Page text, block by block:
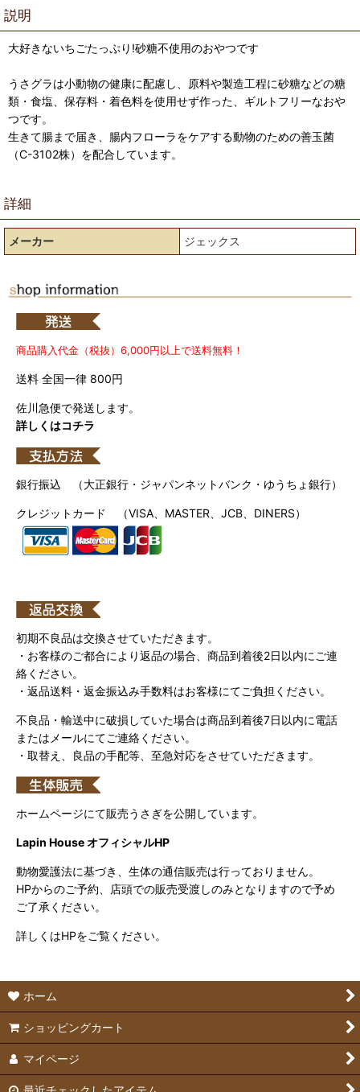
説明
大好きないちごたっぷり!砂糖不使用のおやつです
うさグラは小動物の健康に配慮し、原料や製造工程に砂糖などの糖
類・食塩、保存料・着色料を使用せず作った、ギルトフリーなおや
つです。
生きて腸まで届き、腸内フローラをケアする動物のための善玉菌
（C-3102株）を配合しています。
詳細
メーカー ジェックス
商品購入代金（税抜）6,000円以上で送料無料！
送料 全国一律 800円
佐川急便で発送します。
詳しくはコチラ
銀行振込 （大正銀行・ジャパンネットバンク・ゆうちょ銀行）
クレジットカード （VISA、MASTER、JCB、DINERS）
初期不良品は交換させていただきます。
・お客様のご都合により返品の場合、商品到着後2日以内にご連
絡ください。
・返品送料・返金振込み手数料はお客様にてご負担ください。
不良品・輸送中に破損していた場合は商品到着後7日以内に電話
またはメールにてご連絡ください。
・取替え、良品の手配等、至急対応をさせていただきます。
ホームページにて販売うさぎを公開しています。
Lapin House オフィシャルHP
動物愛護法に基づき、生体の通信販売は行っておりません。
HPからのご予約、店頭での販売受渡しのみとなりますので予め
ご了承ください。
詳しくはHPをご覧ください。
ホーム
ショッピングカート
マイページ